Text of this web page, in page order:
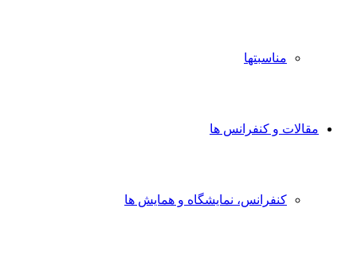
مناسبتها
و کنفرانس ها
کنفرانس، نمایشگاه و همایش ها